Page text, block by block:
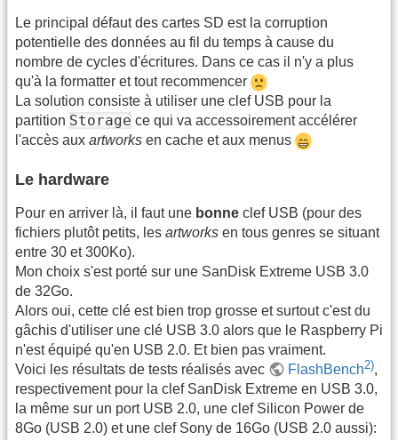
Le principal défaut des cartes SD est la corruption
potentielle des données au fil du temps à cause du
nombre de cycles d'écritures. Dans ce cas il n'y a plus
qu'à la formatter et tout recommencer
La solution consiste à utiliser une clef USB pour la
partition Storage ce qui va accessoirement accélérer
l'accès aux artworks en cache et aux menus
Le hardware
Pour en arriver là, il faut une bonne clef USB (pour des
fichiers plutôt petits, les artworks en tous genres se situant
entre 30 et 300Ko).
Mon choix s'est porté sur une SanDisk Extreme USB 3.0
de 32Go.
Alors oui, cette clé est bien trop grosse et surtout c'est du
gâchis d'utiliser une clé USB 3.0 alors que le Raspberry Pi
n'est équipé qu'en USB 2.0. Et bien pas vraiment.
Voici les résultats de tests réalisés avec
FlashBench2),
respectivement pour la clef SanDisk Extreme en USB 3.0,
la même sur un port USB 2.0, une clef Silicon Power de
8Go (USB 2.0) et une clef Sony de 16Go (USB 2.0 aussi):